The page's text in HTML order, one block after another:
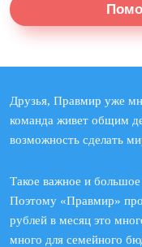
Друзья, Правмир уже
команда живет общим
возможность сделать
Такое важное и
Поэтому «Правмир»
рублей в месяц это
много для семейного